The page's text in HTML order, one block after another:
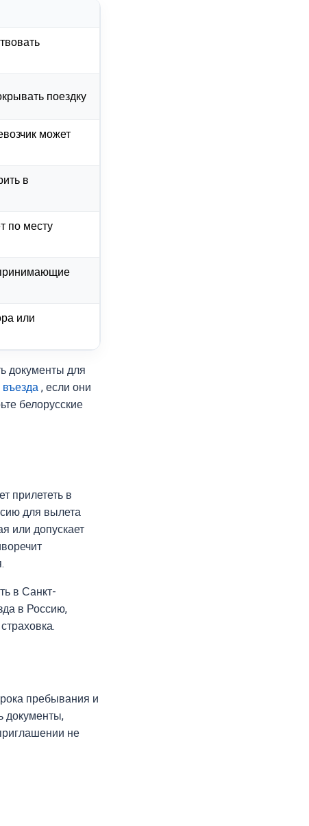
поездку
может
в
по месту
или
документы для
въезда , если они
белорусские
прилететь в
для вылета
или допускает
в Санкт-
в Россию,
пребывания и
документы,
не